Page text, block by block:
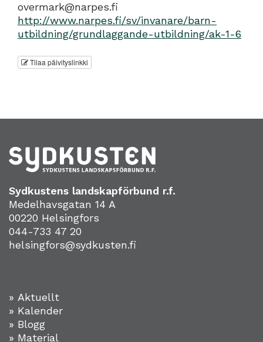
overmark@narpes.fi
http://www.narpes.fi/sv/invanare/barn-
utbildning/grundlaggande-utbildning/ak-1-6
Tilaa päivityslinkki
Sydkustens landskapförbund r.f.
Medelhavsgatan 14 A
00220 Helsingfors
044-733 47 20
helsingfors@sydkusten.fi
» Aktuellt
» Kalender
» Blogg
» Material